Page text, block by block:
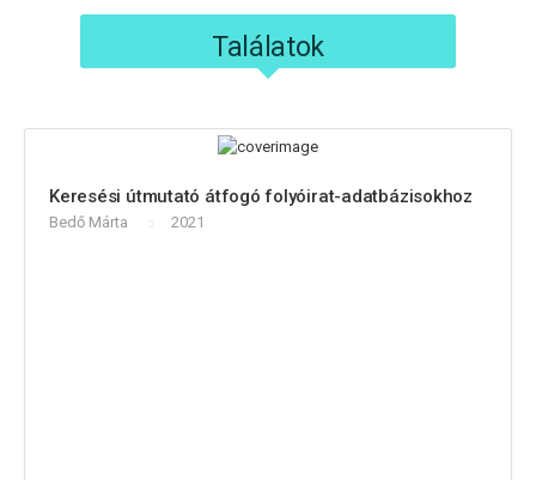
Találatok
Keresési útmutató átfogó folyóirat-adatbázisokhoz
Bedő Márta 2021